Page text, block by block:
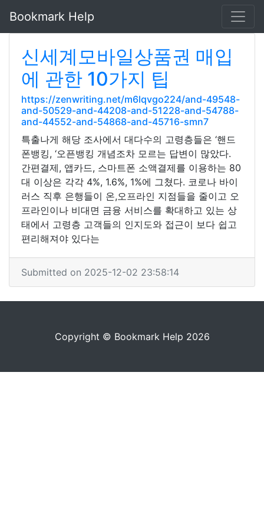
Bookmark Help
신세계모바일상품권 매입
에 관한 10가지 팁
https://zenwriting.net/m6lqvgo224/and-49548-
and-50529-and-44208-and-51228-and-54788-
and-44552-and-54868-and-45716-smn7
특출나게 해당 조사에서 대다수의 고령층들은 ‘핸드
폰뱅킹, ‘오픈뱅킹 개념조차 모르는 답변이 많았다.
간편결제, 앱카드, 스마트폰 소액결제를 이용하는 80
대 이상은 각각 4%, 1.6%, 1%에 그쳤다. 코로나 바이
러스 직후 은행들이 온,오프라인 지점들을 줄이고 오
프라인이나 비대면 금융 서비스를 확대하고 있는 상
태에서 고령층 고객들의 인지도와 접근이 보다 쉽고
편리해져야 있다는
Submitted on 2025-12-02 23:58:14
Copyright © Bookmark Help 2026